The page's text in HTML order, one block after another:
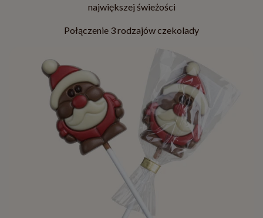
największej świeżości
Połączenie 3 rodzajów czekolady